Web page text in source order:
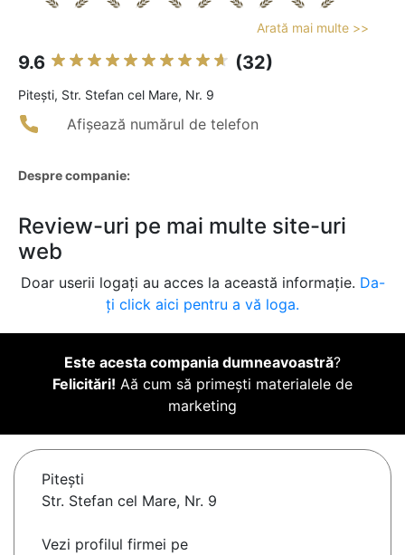
Arată mai multe >>
9.6 (32)
Piteşti, Str. Stefan cel Mare, Nr. 9
Afișează numărul de telefon
Despre companie:
Review-uri pe mai multe site-uri
web
Doar userii logați au acces la această informație. Da-
ți click aici pentru a vă loga.
Este acesta compania dumneavoastră?
Felicitări! Aă cum să primești materialele de
marketing
Piteşti
Str. Stefan cel Mare, Nr. 9
Vezi profilul firmei pe